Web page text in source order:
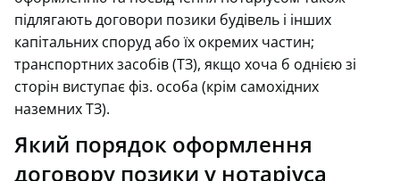
підлягають договори позики будівель і інших
капітальних споруд або їх окремих частин;
транспортних засобів (ТЗ), якщо хоча б однією зі
сторін виступає фіз. особа (крім самохідних
наземних ТЗ).
Який порядок оформлення
договору позики у нотаріуса